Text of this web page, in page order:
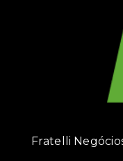
Fratelli